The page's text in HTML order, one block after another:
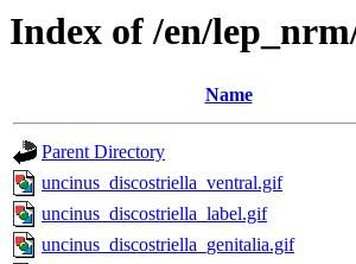
Index of /en/
Name
Parent Directory
uncinus_discostriella_ventral.gif
uncinus_discostriella_label.gif
uncinus_discostriella_genitalia.gif